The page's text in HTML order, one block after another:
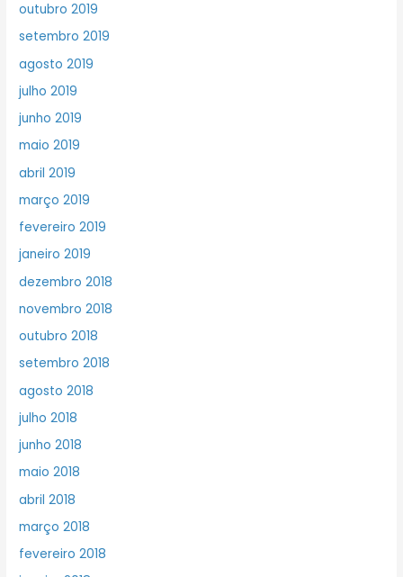
outubro 2019
setembro 2019
agosto 2019
julho 2019
junho 2019
maio 2019
abril 2019
março 2019
fevereiro 2019
janeiro 2019
dezembro 2018
novembro 2018
outubro 2018
setembro 2018
agosto 2018
julho 2018
junho 2018
maio 2018
abril 2018
março 2018
fevereiro 2018